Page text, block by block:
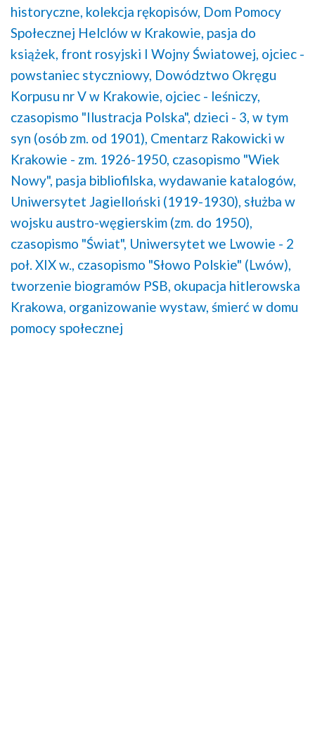
historyczne, kolekcja rękopisów, Dom Pomocy
Społecznej Helclów w Krakowie, pasja do
książek, front rosyjski I Wojny Światowej, ojciec -
powstaniec styczniowy, Dowództwo Okręgu
Korpusu nr V w Krakowie, ojciec - leśniczy,
czasopismo "Ilustracja Polska", dzieci - 3, w tym
syn (osób zm. od 1901), Cmentarz Rakowicki w
Krakowie - zm. 1926-1950, czasopismo "Wiek
Nowy", pasja bibliofilska, wydawanie katalogów,
Uniwersytet Jagielloński (1919-1930), służba w
wojsku austro-węgierskim (zm. do 1950),
czasopismo "Świat", Uniwersytet we Lwowie - 2
poł. XIX w., czasopismo "Słowo Polskie" (Lwów),
tworzenie biogramów PSB, okupacja hitlerowska
Krakowa, organizowanie wystaw, śmierć w domu
pomocy społecznej